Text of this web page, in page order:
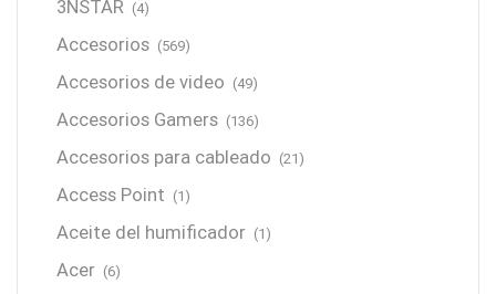
3NSTAR (4)
Accesorios (569)
Accesorios de video (49)
Accesorios Gamers (136)
Accesorios para cableado (21)
Access Point (1)
Aceite del humificador (1)
Acer (6)